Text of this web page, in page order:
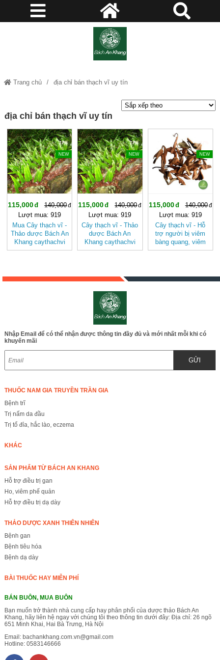
Trang chủ địa chỉ bán thạch vĩ uy tín
địa chỉ bán thạch vĩ uy tín
-17%
NEW
115,000
140,000
Lượt mua: 919
Mua Cây thạch vĩ -
Thảo dược Bách An
Khang caythachvi
v2
-17%
NEW
115,000
140,000
Lượt mua: 919
Cây thạch vĩ - Thảo
dược Bách An
Khang caythachvi
-17%
NEW
115,000
140,000
Lượt mua: 919
Cây thạch vĩ - Hỗ
trợ người bị viêm
bàng quang, viêm
tiết niệu, viêm phế
Nhập Email để có thể nhận được thông tin đầy đủ và mới nhất mỗi khi có
khuyến mãi
GỬI
THUỐC NAM GIA TRUYỀN TRẦN GIA
Bệnh trĩ
Trị nấm da đầu
Trị tổ đỉa, hắc lào, eczema
KHÁC
SẢN PHẨM TỪ BÁCH AN KHANG
Hỗ trợ điều trị gan
Ho, viêm phế quản
Hỗ trợ điều trị dạ dày
THẢO DƯỢC XANH THIÊN NHIÊN
Bệnh gan
Bệnh tiêu hóa
Bệnh dạ dày
BÀI THUỐC HAY MIỄN PHÍ
BÁN BUÔN, MUA BUÔN
Bạn muốn trở thành nhà cung cấp hay phân phối của dược thảo Bách An
Khang, hãy liên hệ ngay với chúng tôi theo thông tin dưới đây: Địa chỉ: 26 ngõ
651 Minh Khai, Hai Bà Trưng, Hà Nội
Email: bachankhang.com.vn@gmail.com
Hotline: 0583146666